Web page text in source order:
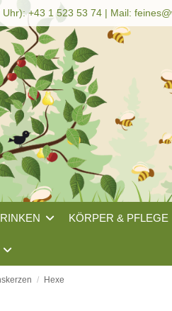
+43 1 523 53 74 | Mail:
KÖRPER & PFLEGE
Hexe